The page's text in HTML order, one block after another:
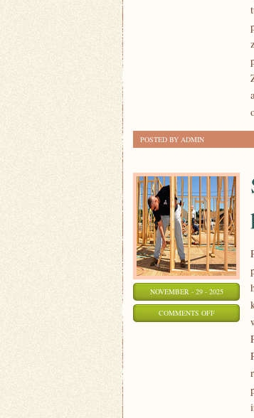
POSTED BY ADMIN
NOVEMBER - 29 - 2025
COMMENTS OFFON